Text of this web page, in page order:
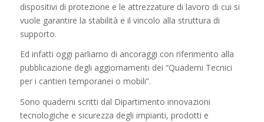
dispositivi di protezione e le attrezzature di lavoro di cui si
vuole garantire la stabilità e il vincolo alla struttura di
supporto.
Ed infatti oggi parliamo di ancoraggi con riferimento alla
pubblicazione degli aggiornamenti dei “Quaderni Tecnici
per i cantieri temporanei o mobili”.
Sono quaderni scritti dal Dipartimento innovazioni
tecnologiche e sicurezza degli impianti, prodotti e